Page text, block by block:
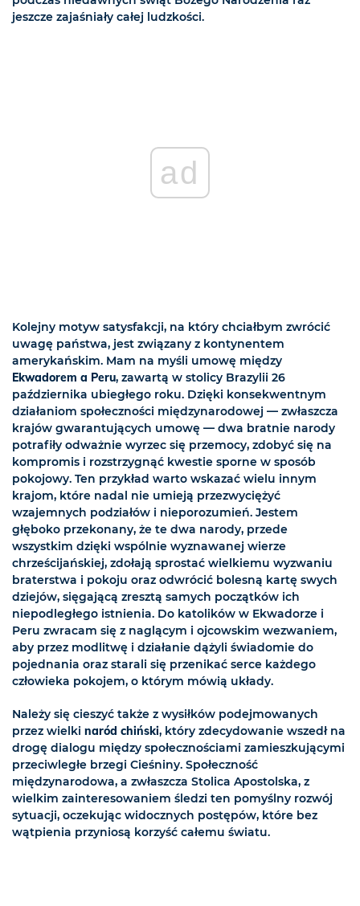
jeszcze zajaśniały całej ludzkości.
ad
Kolejny motyw satysfakcji, na który chciałbym zwrócić
uwagę państwa, jest związany z kontynentem
amerykańskim. Mam na myśli umowę między
Ekwadorem a Peru, zawartą w stolicy Brazylii 26
października ubiegłego roku. Dzięki konsekwentnym
działaniom społeczności międzynarodowej — zwłaszcza
krajów gwarantujących umowę — dwa bratnie narody
potrafiły odważnie wyrzec się przemocy, zdobyć się na
kompromis i rozstrzygnąć kwestie sporne w sposób
pokojowy. Ten przykład warto wskazać wielu innym
krajom, które nadal nie umieją przezwyciężyć
wzajemnych podziałów i nieporozumień. Jestem
głęboko przekonany, że te dwa narody, przede
wszystkim dzięki wspólnie wyznawanej wierze
chrześcijańskiej, zdołają sprostać wielkiemu wyzwaniu
braterstwa i pokoju oraz odwrócić bolesną kartę swych
dziejów, sięgającą zresztą samych początków ich
niepodległego istnienia. Do katolików w Ekwadorze i
Peru zwracam się z naglącym i ojcowskim wezwaniem,
aby przez modlitwę i działanie dążyli świadomie do
pojednania oraz starali się przenikać serce każdego
człowieka pokojem, o którym mówią układy.
Należy się cieszyć także z wysiłków podejmowanych
przez wielki naród chiński, który zdecydowanie wszedł na
drogę dialogu między społecznościami zamieszkującymi
przeciwległe brzegi Cieśniny. Społeczność
międzynarodowa, a zwłaszcza Stolica Apostolska, z
wielkim zainteresowaniem śledzi ten pomyślny rozwój
sytuacji, oczekując widocznych postępów, które bez
wątpienia przyniosą korzyść całemu światu.